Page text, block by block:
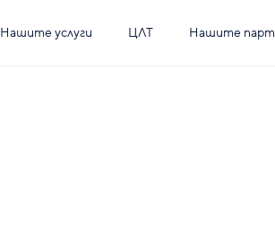
Нашите услуги ЦЛТ Нашите